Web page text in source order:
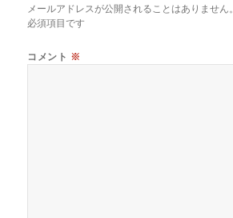
メールアドレスが公開されることはありません。
必須項目です
コメント ※